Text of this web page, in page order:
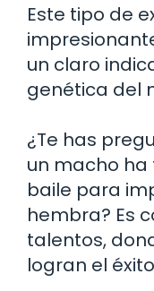
Este tipo de
un claro
genética del
¿Te has
un macho
baile para
hembra? Es
talentos,
logran el